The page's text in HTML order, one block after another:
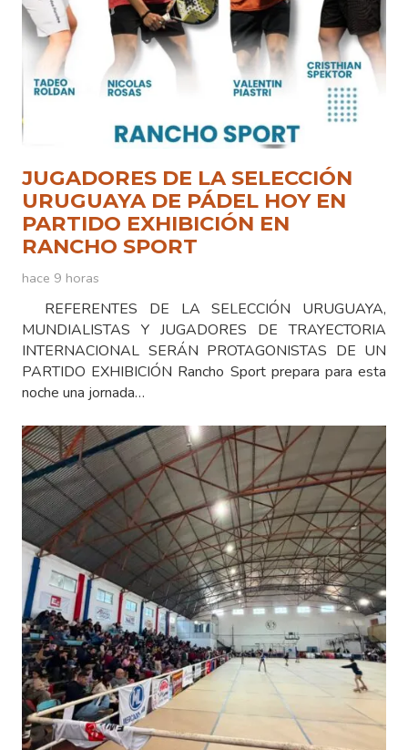
JUGADORES DE LA SELECCIÓN
URUGUAYA DE PÁDEL HOY EN
PARTIDO EXHIBICIÓN EN
RANCHO SPORT
hace 9 horas
REFERENTES DE LA SELECCIÓN URUGUAYA,
MUNDIALISTAS Y JUGADORES DE TRAYECTORIA
INTERNACIONAL SERÁN PROTAGONISTAS DE UN
PARTIDO EXHIBICIÓN Rancho Sport prepara para esta
noche una jornada…